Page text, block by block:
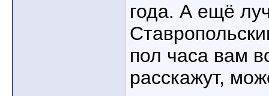
года. А ещё
пол часа вам
расскажут,